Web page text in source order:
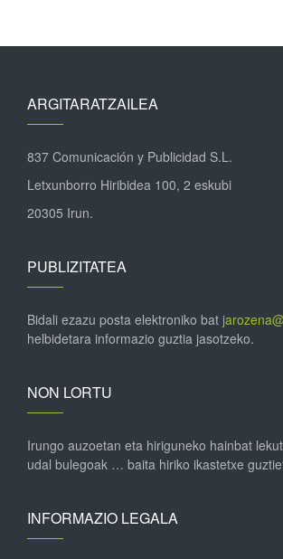
ARGITARATZAILEA
837 Comunicación y Publicidad S.L.
Letxunborro Hiribidea 100, 2 eskubi
20305 Irun.
PUBLIZITATEA
Bidali ezazu posta elektroniko bat
helbidetara informazio guztia jasotzeko.
NON LORTU
Irungo auzoetan eta hiriguneko hainbat
udal bulegoak … baita hiriko ikastetxe
INFORMAZIO LEGALA